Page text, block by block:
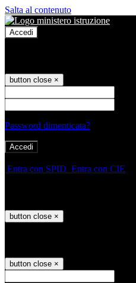
Salta al contenuto
Accedi
button close ×
Password dimenticata?
Entra con SPID Entra con CIE
button close ×
button close ×